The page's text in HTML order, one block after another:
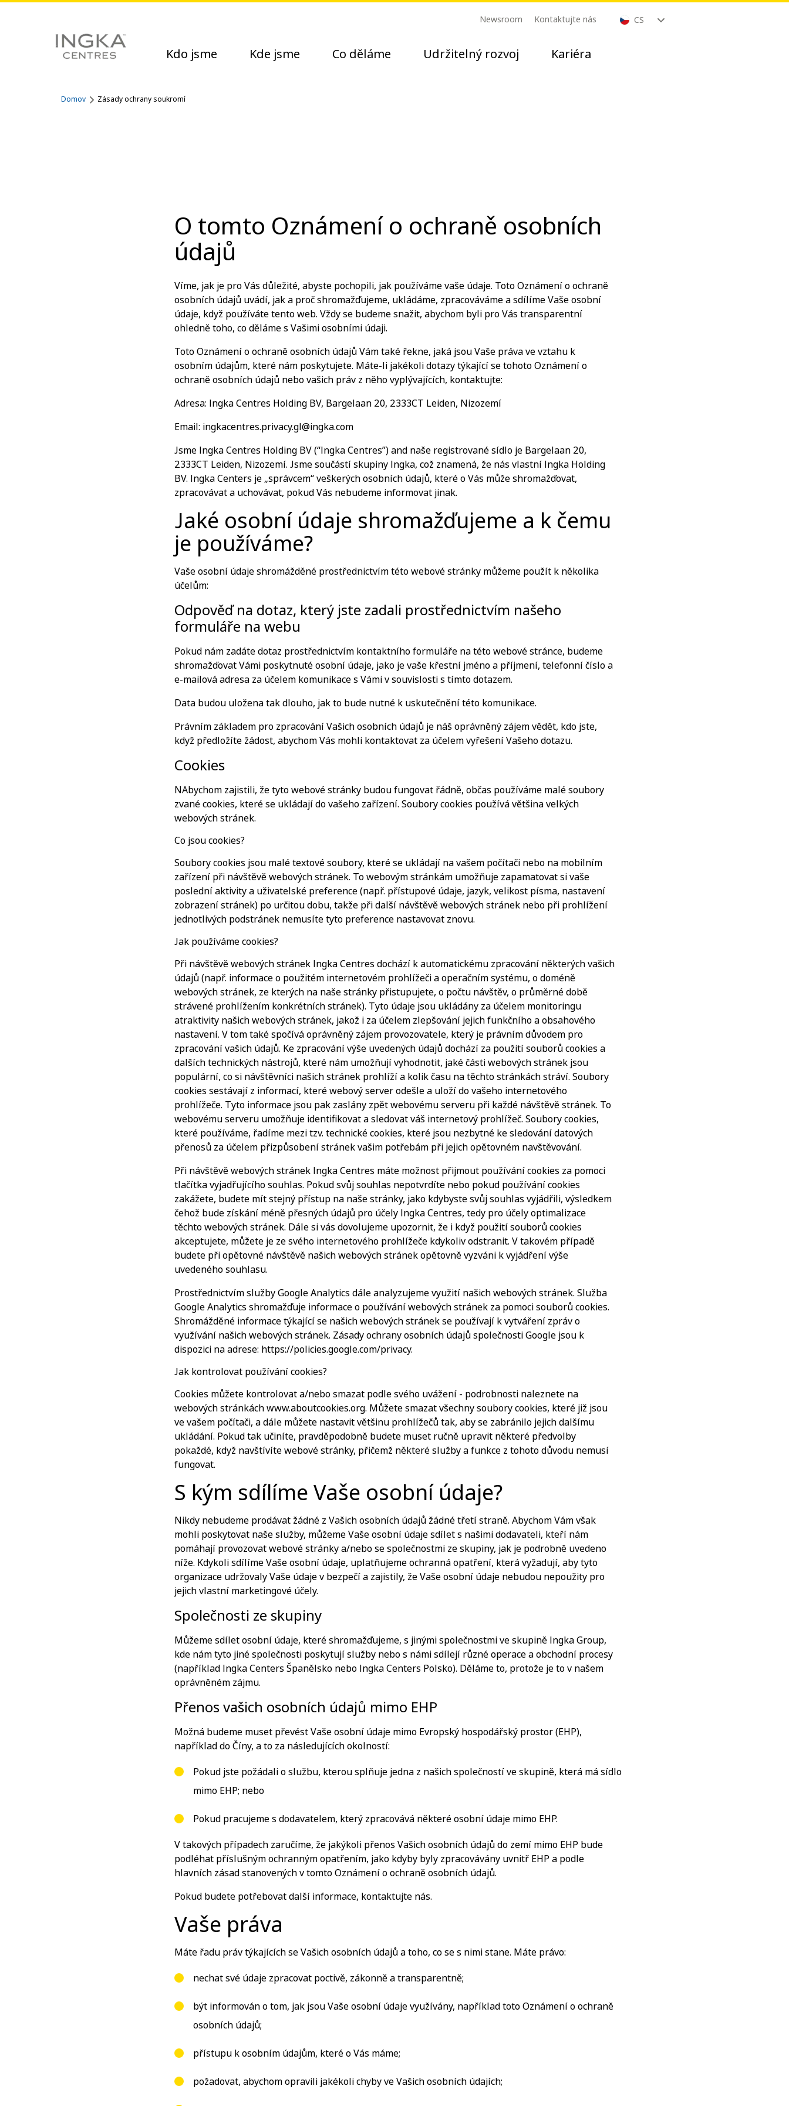
Newsroom Kontaktujte nás CS
Kdo jsme Kde jsme Co děláme Udržitelný rozvoj Kariéra
Domov Zásady ochrany soukromí
O tomto Oznámení o ochraně osobních
údajů
Víme, jak je pro Vás důležité, abyste pochopili, jak používáme vaše údaje. Toto Oznámení o ochraně
osobních údajů uvádí, jak a proč shromažďujeme, ukládáme, zpracováváme a sdílíme Vaše osobní
údaje, když používáte tento web. Vždy se budeme snažit, abychom byli pro Vás transparentní
ohledně toho, co děláme s Vašimi osobními údaji.
Toto Oznámení o ochraně osobních údajů Vám také řekne, jaká jsou Vaše práva ve vztahu k
osobním údajům, které nám poskytujete. Máte-li jakékoli dotazy týkající se tohoto Oznámení o
ochraně osobních údajů nebo vašich práv z něho vyplývajících, kontaktujte:
Adresa: Ingka Centres Holding BV, Bargelaan 20, 2333CT Leiden, Nizozemí
Email: ingkacentres.privacy.gl@ingka.com
Jsme Ingka Centres Holding BV (“Ingka Centres”) and naše registrované sídlo je Bargelaan 20,
2333CT Leiden, Nizozemí. Jsme součástí skupiny Ingka, což znamená, že nás vlastní Ingka Holding
BV. Ingka Centers je „správcem“ veškerých osobních údajů, které o Vás může shromažďovat,
zpracovávat a uchovávat, pokud Vás nebudeme informovat jinak.
Jaké osobní údaje shromažďujeme a k čemu
je používáme?
Vaše osobní údaje shromážděné prostřednictvím této webové stránky můžeme použít k několika
účelům:
Odpověď na dotaz, který jste zadali prostřednictvím našeho
formuláře na webu
Pokud nám zadáte dotaz prostřednictvím kontaktního formuláře na této webové stránce, budeme
shromažďovat Vámi poskytnuté osobní údaje, jako je vaše křestní jméno a příjmení, telefonní číslo a
e-mailová adresa za účelem komunikace s Vámi v souvislosti s tímto dotazem.
Data budou uložena tak dlouho, jak to bude nutné k uskutečnění této komunikace.
Právním základem pro zpracování Vašich osobních údajů je náš oprávněný zájem vědět, kdo jste,
když předložíte žádost, abychom Vás mohli kontaktovat za účelem vyřešení Vašeho dotazu.
Cookies
NAbychom zajistili, že tyto webové stránky budou fungovat řádně, občas používáme malé soubory
zvané cookies, které se ukládají do vašeho zařízení. Soubory cookies používá většina velkých
webových stránek.
Co jsou cookies?
Soubory cookies jsou malé textové soubory, které se ukládají na vašem počítači nebo na mobilním
zařízení při návštěvě webových stránek. To webovým stránkám umožňuje zapamatovat si vaše
poslední aktivity a uživatelské preference (např. přístupové údaje, jazyk, velikost písma, nastavení
zobrazení stránek) po určitou dobu, takže při další návštěvě webových stránek nebo při prohlížení
jednotlivých podstránek nemusíte tyto preference nastavovat znovu.
Jak používáme cookies?
Při návštěvě webových stránek Ingka Centres dochází k automatickému zpracování některých vašich
údajů (např. informace o použitém internetovém prohlížeči a operačním systému, o doméně
webových stránek, ze kterých na naše stránky přistupujete, o počtu návštěv, o průměrné době
strávené prohlížením konkrétních stránek). Tyto údaje jsou ukládány za účelem monitoringu
atraktivity našich webových stránek, jakož i za účelem zlepšování jejich funkčního a obsahového
nastavení. V tom také spočívá oprávněný zájem provozovatele, který je právním důvodem pro
zpracování vašich údajů. Ke zpracování výše uvedených údajů dochází za použití souborů cookies a
dalších technických nástrojů, které nám umožňují vyhodnotit, jaké části webových stránek jsou
populární, co si návštěvníci našich stránek prohlíží a kolik času na těchto stránkách stráví. Soubory
cookies sestávají z informací, které webový server odešle a uloží do vašeho internetového
prohlížeče. Tyto informace jsou pak zaslány zpět webovému serveru při každé návštěvě stránek. To
webovému serveru umožňuje identifikovat a sledovat váš internetový prohlížeč. Soubory cookies,
které používáme, řadíme mezi tzv. technické cookies, které jsou nezbytné ke sledování datových
přenosů za účelem přizpůsobení stránek vašim potřebám při jejich opětovném navštěvování.
Při návštěvě webových stránek Ingka Centres máte možnost přijmout používání cookies za pomoci
tlačítka vyjadřujícího souhlas. Pokud svůj souhlas nepotvrdíte nebo pokud používání cookies
zakážete, budete mít stejný přístup na naše stránky, jako kdybyste svůj souhlas vyjádřili, výsledkem
čehož bude získání méně přesných údajů pro účely Ingka Centres, tedy pro účely optimalizace
těchto webových stránek. Dále si vás dovolujeme upozornit, že i když použití souborů cookies
akceptujete, můžete je ze svého internetového prohlížeče kdykoliv odstranit. V takovém případě
budete při opětovné návštěvě našich webových stránek opětovně vyzváni k vyjádření výše
uvedeného souhlasu.
Prostřednictvím služby Google Analytics dále analyzujeme využití našich webových stránek. Služba
Google Analytics shromažďuje informace o používání webových stránek za pomoci souborů cookies.
Shromážděné informace týkající se našich webových stránek se používají k vytváření zpráv o
využívání našich webových stránek. Zásady ochrany osobních údajů společnosti Google jsou k
dispozici na adrese: https://policies.google.com/privacy.
Jak kontrolovat používání cookies?
Cookies můžete kontrolovat a/nebo smazat podle svého uvážení - podrobnosti naleznete na
webových stránkách www.aboutcookies.org. Můžete smazat všechny soubory cookies, které již jsou
ve vašem počítači, a dále můžete nastavit většinu prohlížečů tak, aby se zabránilo jejich dalšímu
ukládání. Pokud tak učiníte, pravděpodobně budete muset ručně upravit některé předvolby
pokaždé, když navštívíte webové stránky, přičemž některé služby a funkce z tohoto důvodu nemusí
fungovat.
S kým sdílíme Vaše osobní údaje?
Nikdy nebudeme prodávat žádné z Vašich osobních údajů žádné třetí straně. Abychom Vám však
mohli poskytovat naše služby, můžeme Vaše osobní údaje sdílet s našimi dodavateli, kteří nám
pomáhají provozovat webové stránky a/nebo se společnostmi ze skupiny, jak je podrobně uvedeno
níže. Kdykoli sdílíme Vaše osobní údaje, uplatňujeme ochranná opatření, která vyžadují, aby tyto
organizace udržovaly Vaše údaje v bezpečí a zajistily, že Vaše osobní údaje nebudou nepoužity pro
jejich vlastní marketingové účely.
Společnosti ze skupiny
Můžeme sdílet osobní údaje, které shromažďujeme, s jinými společnostmi ve skupině Ingka Group,
kde nám tyto jiné společnosti poskytují služby nebo s námi sdílejí různé operace a obchodní procesy
(například Ingka Centers Španělsko nebo Ingka Centers Polsko). Děláme to, protože je to v našem
oprávněném zájmu.
Přenos vašich osobních údajů mimo EHP
Možná budeme muset převést Vaše osobní údaje mimo Evropský hospodářský prostor (EHP),
například do Číny, a to za následujících okolností:
Pokud jste požádali o službu, kterou splňuje jedna z našich společností ve skupině, která má sídlo
mimo EHP; nebo
Pokud pracujeme s dodavatelem, který zpracovává některé osobní údaje mimo EHP.
V takových případech zaručíme, že jakýkoli přenos Vašich osobních údajů do zemí mimo EHP bude
podléhat příslušným ochranným opatřením, jako kdyby byly zpracovávány uvnitř EHP a podle
hlavních zásad stanovených v tomto Oznámení o ochraně osobních údajů.
Pokud budete potřebovat další informace, kontaktujte nás.
Vaše práva
Máte řadu práv týkajících se Vašich osobních údajů a toho, co se s nimi stane. Máte právo:
nechat své údaje zpracovat poctivě, zákonně a transparentně;
být informován o tom, jak jsou Vaše osobní údaje využívány, například toto Oznámení o ochraně
osobních údajů;
přístupu k osobním údajům, které o Vás máme;
požadovat, abychom opravili jakékoli chyby ve Vašich osobních údajích;